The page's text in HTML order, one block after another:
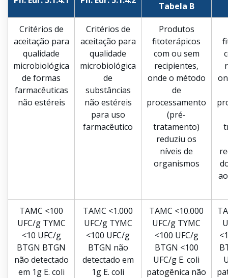
Tabela B
Critérios de
aceitação para
qualidade
microbiológica
de formas
farmacêuticas
não estéreis
Critérios de
aceitação para
qualidade
microbiológica
de
substâncias
não estéreis
para uso
farmacêutico
Produtos
fitoterápicos
com ou sem
recipientes,
onde o método
de
processamento
(pré-
tratamento)
reduziu os
níveis de
organismos
TAMC <100
UFC/g TYMC
<10 UFC/g
BTGN BTGN
não detectado
em 1g E. coli
TAMC <1.000
UFC/g TYMC
<100 UFC/g
BTGN não
detectado em
1g E. coli
TAMC <10.000
UFC/g TYMC
<100 UFC/g
BTGN <100
UFC/g E. coli
patogênica não